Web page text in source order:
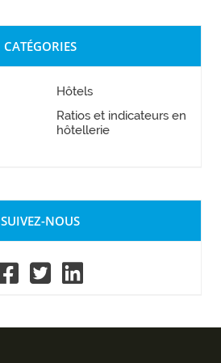
CATÉGORIES
Hôtels
Ratios et indicateurs en
hôtellerie
SUIVEZ-NOUS